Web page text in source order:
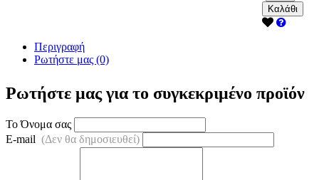
Καλάθι
Περιγραφή
Ρωτήστε μας (0)
Ρωτήστε μας για το συγκεκριμένο προϊόν
Το Όνομα σας
E-mail (Δεν θα δημοσιευθεί)